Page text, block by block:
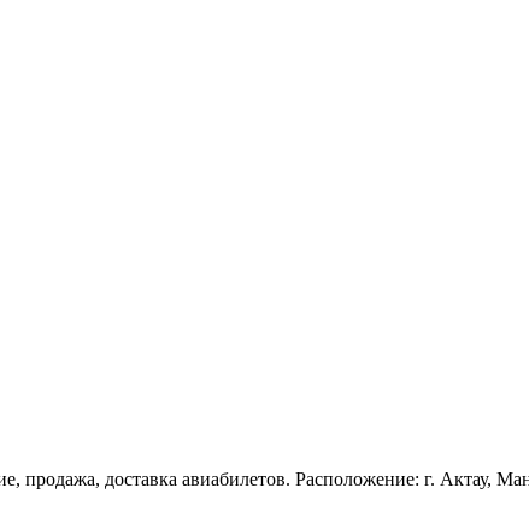
доставка авиабилетов. Расположение: г. Актау,